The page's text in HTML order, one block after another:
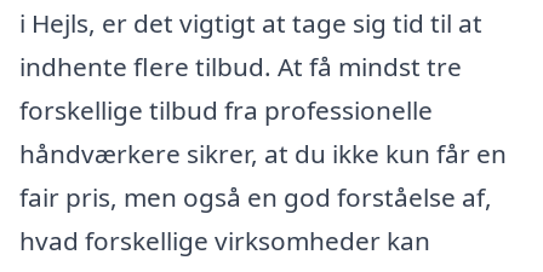
i Hejls, er det vigtigt at tage sig tid til at
indhente flere tilbud. At få mindst tre
forskellige tilbud fra professionelle
håndværkere sikrer, at du ikke kun får en
fair pris, men også en god forståelse af,
hvad forskellige virksomheder kan